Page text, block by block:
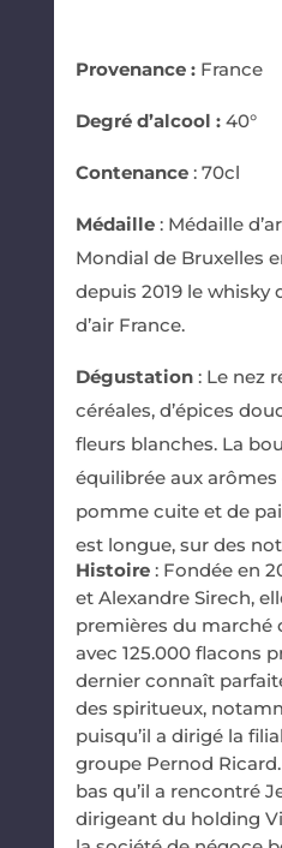
Provenance :France
Degré d’alcool :40°
Contenance: 70cl
Médaille: Médaille
Mondial de Bruxelles
depuis 2019 le whisky
d’air France.
Dégustation: Le nez
céréales, d’épices
fleurs blanches.​ La
équilibrée aux
pomme cuite et de
est longue, sur des
Histoire: Fondée en
et Alexandre Sirech,
premières du marché
avec 125.000 flacons
dernier connaît
des spiritueux,
puisqu’il a dirigé la
groupe Pernod Ricard.
bas qu’il a rencontré
dirigeant du holding